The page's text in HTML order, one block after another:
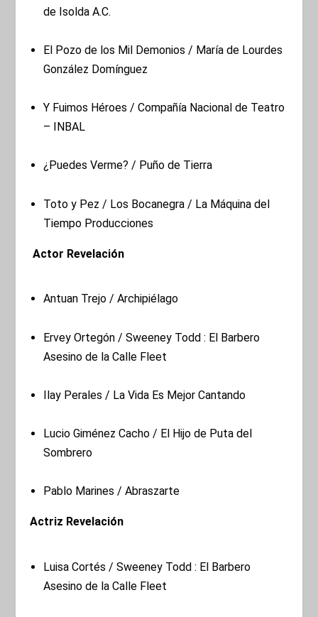
de Isolda A.C.
El Pozo de los Mil Demonios / María de Lourdes
González Domínguez
Y Fuimos Héroes / Compañía Nacional de Teatro
– INBAL
¿Puedes Verme? / Puño de Tierra
Toto y Pez / Los Bocanegra / La Máquina del
Tiempo Producciones
Actor Revelación
Antuan Trejo / Archipiélago
Ervey Ortegón / Sweeney Todd : El Barbero
Asesino de la Calle Fleet
Ilay Perales / La Vida Es Mejor Cantando
Lucio Giménez Cacho / El Hijo de Puta del
Sombrero
Pablo Marines / Abraszarte
Actriz Revelación
Luisa Cortés / Sweeney Todd : El Barbero
Asesino de la Calle Fleet